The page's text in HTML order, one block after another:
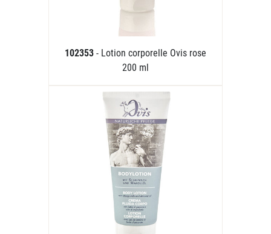
102353 - Lotion corporelle Ovis rose
200 ml